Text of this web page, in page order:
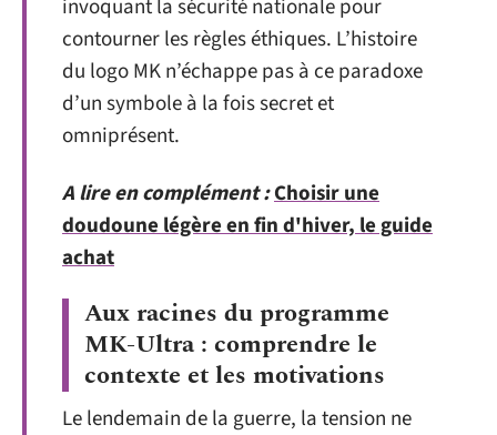
invoquant la sécurité nationale pour
contourner les règles éthiques. L’histoire
du logo MK n’échappe pas à ce paradoxe
d’un symbole à la fois secret et
omniprésent.
A lire en complément :Choisir une
doudoune légère en fin d'hiver, le guide
achat
Aux racines du programme
MK-Ultra : comprendre le
contexte et les motivations
Le lendemain de la guerre, la tension ne